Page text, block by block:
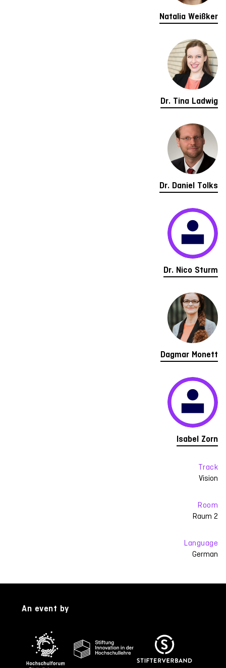
Natalia Weißker
Dr. Tina Ladwig
Dr. Daniel Tolks
Dr. Nico Sturm
Dagmar Monett
Isabel Zorn
Track
Vision
Room
Raum 2
Language
German
An event by